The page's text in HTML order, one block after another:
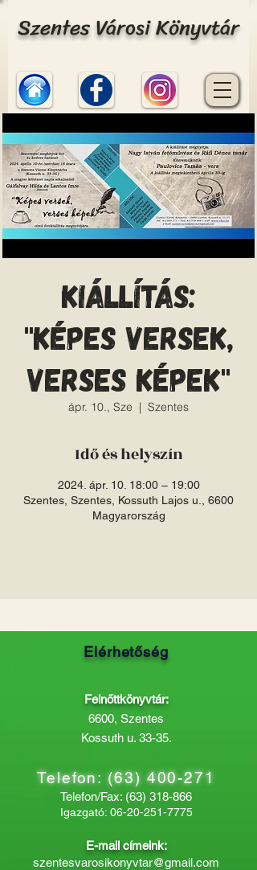
Szentes Városi Könyvtár
Kiállítás:
"Képes versek,
verses képek"
ápr. 10., Sze
  |
Szentes
Idő és helyszín
2024. ápr. 10. 18:00 – 19:00
Szentes, Szentes, Kossuth Lajos u., 6600
Magyarország
Elérhetőség
Felnőttkönyvtár:
6600, Szentes
Kossuth u. 33-35.
Telefon:(63) 400-271
Telefon/Fax: (63) 318-866
Igazgató: 06-20-251-7775
E-mail címeink:
szentesvarosikonyvtar@gmail.com